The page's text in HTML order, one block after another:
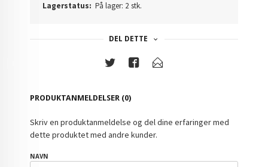
Lagerstatus: På lager: 2 stk.
DEL DETTE
PRODUKTANMELDELSER (0)
Skriv en produktanmeldelse og del dine erfaringer med
dette produktet med andre kunder.
NAVN